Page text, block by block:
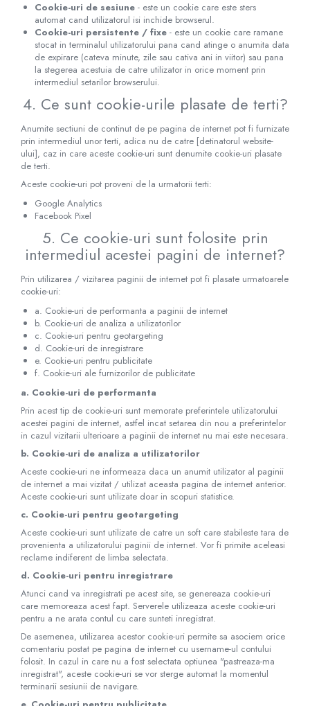
Cookie-uri de sesiune - este un cookie care este sters
automat cand utilizatorul isi inchide browserul.
Cookie-uri persistente / fixe - este un cookie care ramane
stocat in terminalul utilizatorului pana cand atinge o anumita data
de expirare (cateva minute, zile sau cativa ani in viitor) sau pana
la stegerea acestuia de catre utilizator in orice moment prin
intermediul setarilor browserului.
4. Ce sunt cookie-urile plasate de terti?
Anumite sectiuni de continut de pe pagina de internet pot fi furnizate
prin intermediul unor terti, adica nu de catre [detinatorul website-
ului], caz in care aceste cookie-uri sunt denumite cookie-uri plasate
de terti.
Aceste cookie-uri pot proveni de la urmatorii terti:
Google Analytics
Facebook Pixel
5. Ce cookie-uri sunt folosite prin
intermediul acestei pagini de internet?
Prin utilizarea / vizitarea paginii de internet pot fi plasate urmatoarele
cookie-uri:
a. Cookie-uri de performanta a paginii de internet
b. Cookie-uri de analiza a utilizatorilor
c. Cookie-uri pentru geotargeting
d. Cookie-uri de inregistrare
e. Cookie-uri pentru publicitate
f. Cookie-uri ale furnizorilor de publicitate
a. Cookie-uri de performanta
Prin acest tip de cookie-uri sunt memorate preferintele utilizatorului
acestei pagini de internet, astfel incat setarea din nou a preferintelor
in cazul vizitarii ulterioare a paginii de internet nu mai este necesara.
b. Cookie-uri de analiza a utilizatorilor
Aceste cookie-uri ne informeaza daca un anumit utilizator al paginii
de internet a mai vizitat / utilizat aceasta pagina de internet anterior.
Aceste cookie-uri sunt utilizate doar in scopuri statistice.
c. Cookie-uri pentru geotargeting
Aceste cookie-uri sunt utilizate de catre un soft care stabileste tara de
provenienta a utilizatorului paginii de internet. Vor fi primite aceleasi
reclame indiferent de limba selectata.
d. Cookie-uri pentru inregistrare
Atunci cand va inregistrati pe acest site, se genereaza cookie-uri
care memoreaza acest fapt. Serverele utilizeaza aceste cookie-uri
pentru a ne arata contul cu care sunteti inregistrat.
De asemenea, utilizarea acestor cookie-uri permite sa asociem orice
comentariu postat pe pagina de internet cu username-ul contului
folosit. In cazul in care nu a fost selectata optiunea "pastreaza-ma
inregistrat", aceste cookie-uri se vor sterge automat la momentul
terminarii sesiunii de navigare.